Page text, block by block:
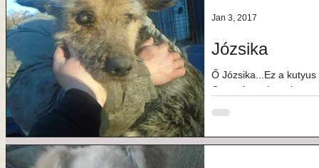
Józsika
Ő Józsika...Ez a
Csonttá soványodva
Jan 3, 2017